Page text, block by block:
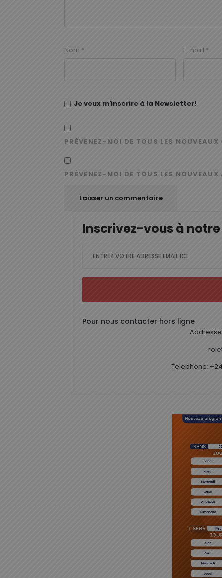
Nom * E-mail *
Je veux m'inscrire à la Newsletter!
PRÉVENEZ-MOI DE TOUS LES
PRÉVENEZ-MOI DE TOUS LES
Inscrivez-vous à
Pour nous contacter hors ligne
Telephone: